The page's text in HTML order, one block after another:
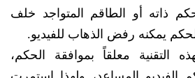
ذاته أو الطاقم المتواجد خلف
يمكنه رفض الذهاب للفيديو.
التقنية معلقاً بموافقة الحكم،